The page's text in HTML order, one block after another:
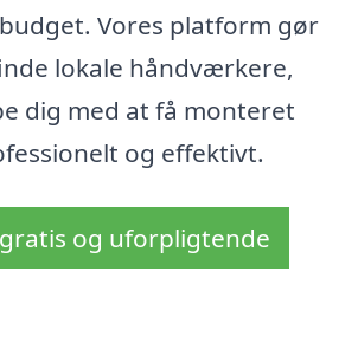
Vores platform gør
lokale håndværkere,
dig med at få monteret
og effektivt.
og uforpligtende